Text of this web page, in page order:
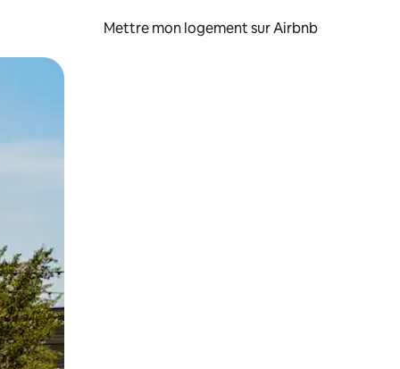
Mettre mon logement sur Airbnb
glisser.